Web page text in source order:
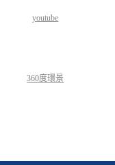
youtube
360度環景